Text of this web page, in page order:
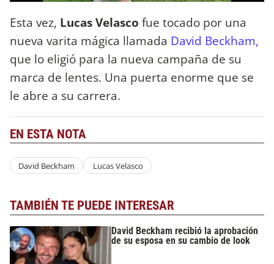
Esta vez, Lucas Velasco fue tocado por una
nueva varita mágica llamada David Beckham,
que lo eligió para la nueva campaña de su
marca de lentes. Una puerta enorme que se
le abre a su carrera.
EN ESTA NOTA
David Beckham Lucas Velasco
TAMBIÉN TE PUEDE INTERESAR
David Beckham recibió la aprobación
de su esposa en su cambio de look